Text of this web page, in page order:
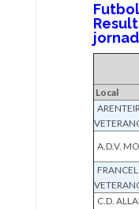
Local
A.D.V.
C.D.